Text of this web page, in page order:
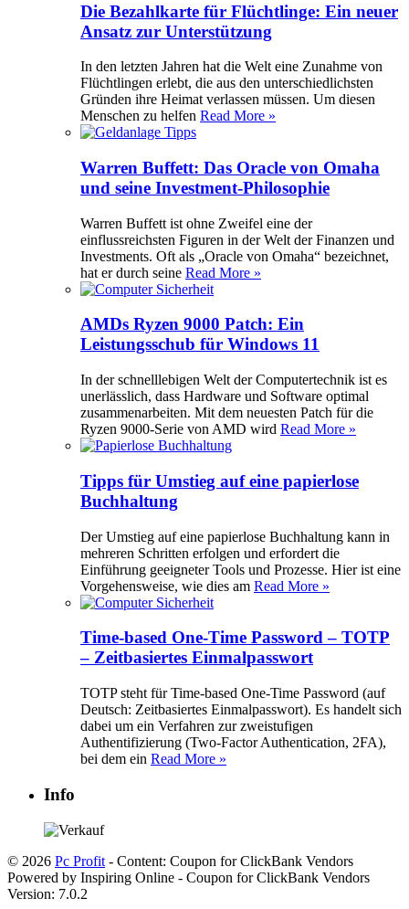
Die Bezahlkarte für Flüchtlinge: Ein neuer
Ansatz zur Unterstützung
In den letzten Jahren hat die Welt eine Zunahme von
Flüchtlingen erlebt, die aus den unterschiedlichsten
Gründen ihre Heimat verlassen müssen. Um diesen
Menschen zu helfen Read More »
Warren Buffett: Das Oracle von Omaha
und seine Investment-Philosophie
Warren Buffett ist ohne Zweifel eine der
einflussreichsten Figuren in der Welt der Finanzen und
Investments. Oft als „Oracle von Omaha“ bezeichnet,
hat er durch seine Read More »
AMDs Ryzen 9000 Patch: Ein
Leistungsschub für Windows 11
In der schnelllebigen Welt der Computertechnik ist es
unerlässlich, dass Hardware und Software optimal
zusammenarbeiten. Mit dem neuesten Patch für die
Ryzen 9000-Serie von AMD wird Read More »
Tipps für Umstieg auf eine papierlose
Buchhaltung
Der Umstieg auf eine papierlose Buchhaltung kann in
mehreren Schritten erfolgen und erfordert die
Einführung geeigneter Tools und Prozesse. Hier ist eine
Vorgehensweise, wie dies am Read More »
Time-based One-Time Password – TOTP
– Zeitbasiertes Einmalpasswort
TOTP steht für Time-based One-Time Password (auf
Deutsch: Zeitbasiertes Einmalpasswort). Es handelt sich
dabei um ein Verfahren zur zweistufigen
Authentifizierung (Two-Factor Authentication, 2FA),
bei dem ein Read More »
Info
© 2026 Pc Profit - Content: Coupon for ClickBank Vendors
Powered by Inspiring Online - Coupon for ClickBank Vendors
Version: 7.0.2